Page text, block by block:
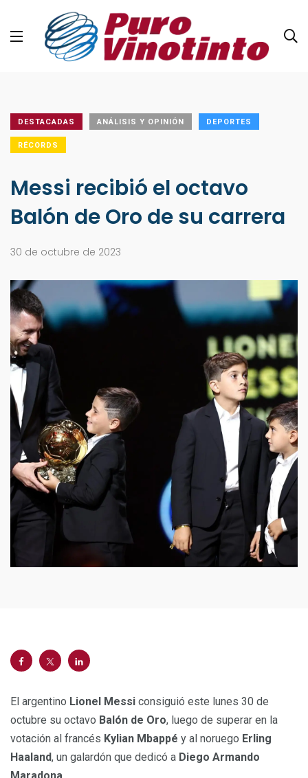
DESTACADAS ANÁLISIS Y OPINIÓN DEPORTES
RÉCORDS
Messi recibió el octavo
Balón de Oro de su carrera
30 de octubre de 2023
El argentino Lionel Messi consiguió este lunes 30 de
octubre su octavo Balón de Oro, luego de superar en la
votación al francés Kylian Mbappé y al noruego Erling
Haaland, un galardón que dedicó a Diego Armando